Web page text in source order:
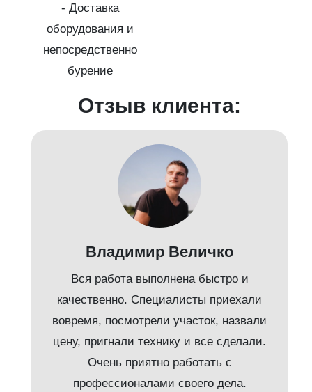
- Доставка
оборудования и
непосредственно
бурение
Отзыв клиента:
Владимир Величко
Вся работа выполнена быстро и
качественно. Специалисты приехали
вовремя, посмотрели участок, назвали
цену, пригнали технику и все сделали.
Очень приятно работать с
профессионалами своего дела.